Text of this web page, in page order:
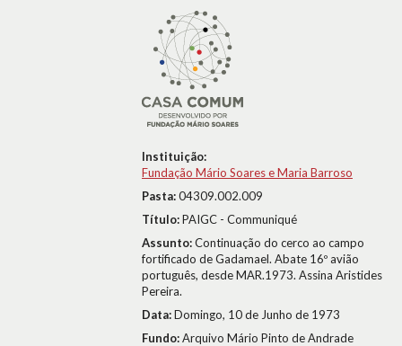
Instituição:
Fundação Mário Soares e Maria Barroso
Pasta:04309.002.009
Título:PAIGC - Communiqué
Assunto:Continuação do cerco ao campo
fortificado de Gadamael. Abate 16º avião
português, desde MAR.1973. Assina Aristides
Pereira.
Data:Domingo, 10 de Junho de 1973
Fundo:Arquivo Mário Pinto de Andrade